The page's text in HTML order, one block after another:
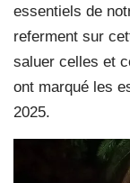
essentiels de
referment sur
saluer celles et
ont marqué les
2025.